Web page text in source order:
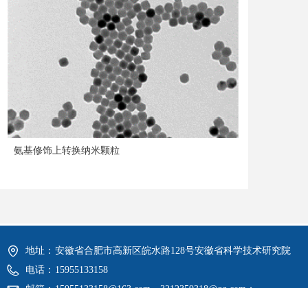
氨基修饰上转换纳米颗粒
地址： 安徽省合肥市高新区皖水路128号安徽省科学技术研究院
电话： 15955133158